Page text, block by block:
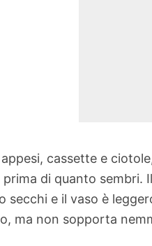
cassette e
di quanto
secchi e il vaso è
ma non sopporta